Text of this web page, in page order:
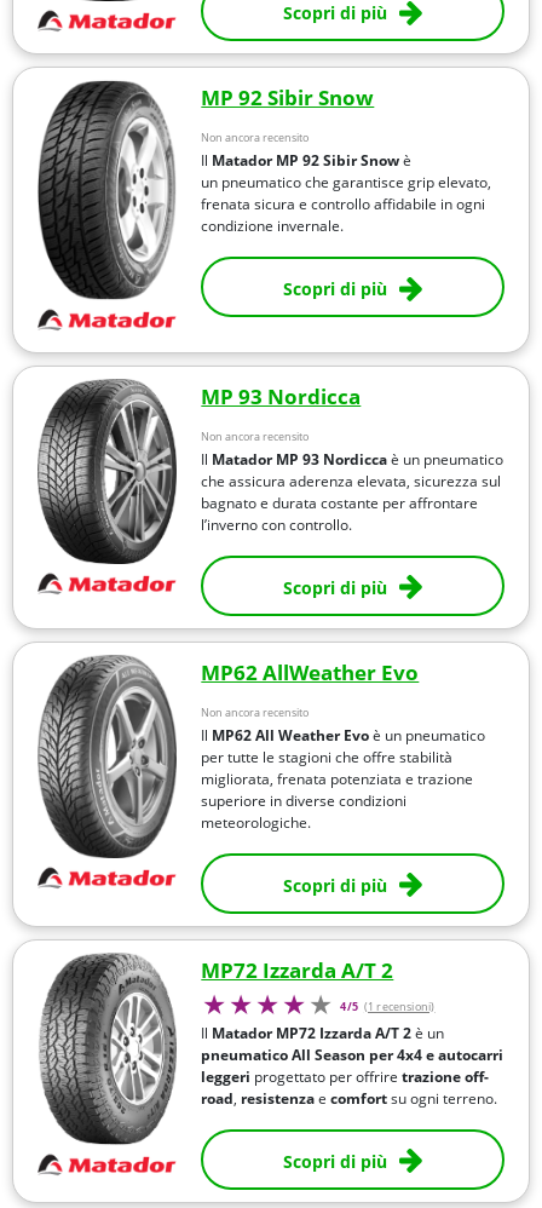
Scopri di più
MP 92 Sibir Snow
Non ancora recensito
Il Matador MP 92 Sibir Snowè
un pneumatico che garantisce grip elevato,
frenata sicura e controllo affidabile in ogni
condizione invernale.
Scopri di più
MP 93 Nordicca
Non ancora recensito
Il Matador MP 93 Nordiccaè un pneumatico
che assicura aderenza elevata, sicurezza sul
bagnato e durata costante per affrontare
l’inverno con controllo.
Scopri di più
MP62 AllWeather Evo
Non ancora recensito
Il MP62 All Weather Evoè un pneumatico
per tutte le stagioni che offre stabilità
migliorata, frenata potenziata e trazione
superiore in diverse condizioni
meteorologiche.
Scopri di più
MP72 Izzarda A/T 2
4/5 (1 recensioni)
Il Matador MP72 Izzarda A/T 2è un
pneumatico All Season per 4x4 e autocarri
leggeri progettato per offriretrazione off-
road, resistenzaecomfortsu ogni terreno.
Scopri di più